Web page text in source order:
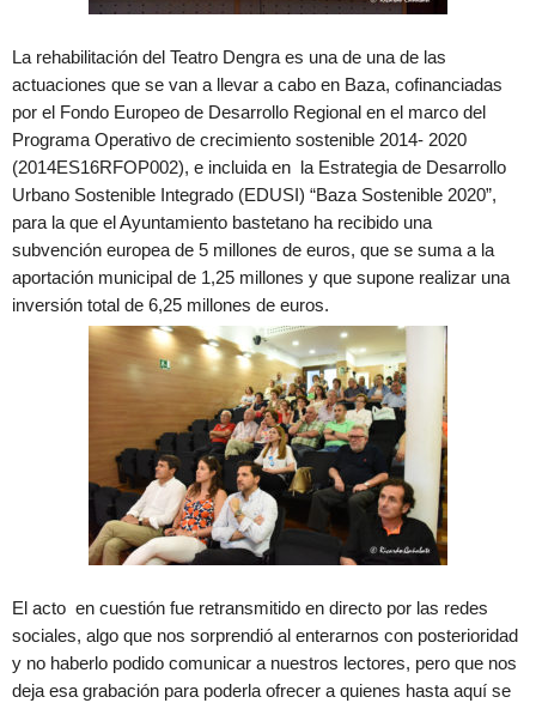
La rehabilitación del Teatro Dengra es una de una de las
actuaciones que se van a llevar a cabo en Baza, cofinanciadas
por el Fondo Europeo de Desarrollo Regional en el marco del
Programa Operativo de crecimiento sostenible 2014- 2020
(2014ES16RFOP002), e incluida en la Estrategia de Desarrollo
Urbano Sostenible Integrado (EDUSI) “Baza Sostenible 2020”,
para la que el Ayuntamiento bastetano ha recibido una
subvención europea de 5 millones de euros, que se suma a la
aportación municipal de 1,25 millones y que supone realizar una
inversión total de 6,25 millones de euros.
El acto en cuestión fue retransmitido en directo por las redes
sociales, algo que nos sorprendió al enterarnos con posterioridad
y no haberlo podido comunicar a nuestros lectores, pero que nos
deja esa grabación para poderla ofrecer a quienes hasta aquí se